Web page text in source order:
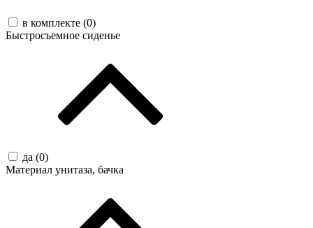
в комплекте (0)
Быстросъемное сиденье
да (0)
Материал унитаза, бачка